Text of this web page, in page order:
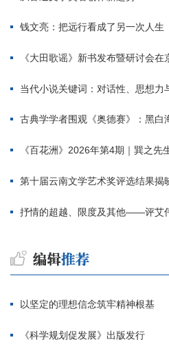
钱文亮：把远行看成了另一次人生
《大田歌谣》新书发布暨研讨会在
当代小说关键词：对话性、思想力
古典学学者围观《奥德赛》：黑白海伦
《百花洲》2026年第4期｜巽之先
第十届云南文学艺术奖评选结果揭
抒情的超越、限度及其他——评艾
以坚定的理想信念筑牢精神根基
《科学规划促发展》出版发行